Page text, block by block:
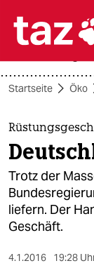
themen
politik
öko
gesellschaft
kultur
Startseite Öko
Trotz der
liefern. Der
Geschäft.
4.1.2016 19:28